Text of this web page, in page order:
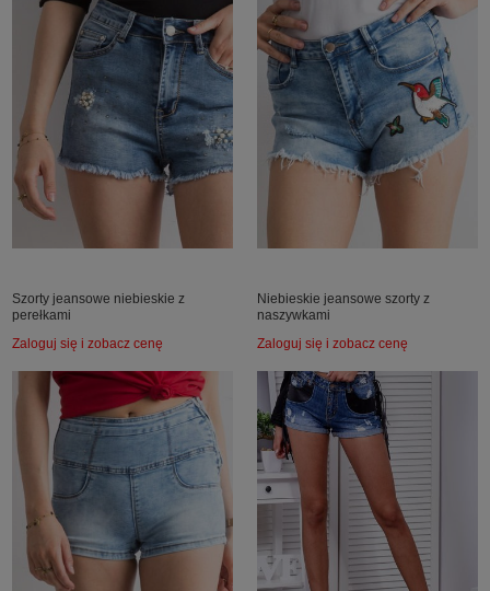
Szorty jeansowe niebieskie z
perełkami
Zaloguj się i zobacz cenę
Niebieskie jeansowe szorty z
naszywkami
Zaloguj się i zobacz cenę